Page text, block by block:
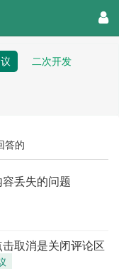
二次开发
答的
丢失的问题
取消是关闭评论区